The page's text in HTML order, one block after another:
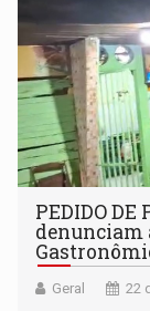
PEDIDO DE
denunciam
Geral 22